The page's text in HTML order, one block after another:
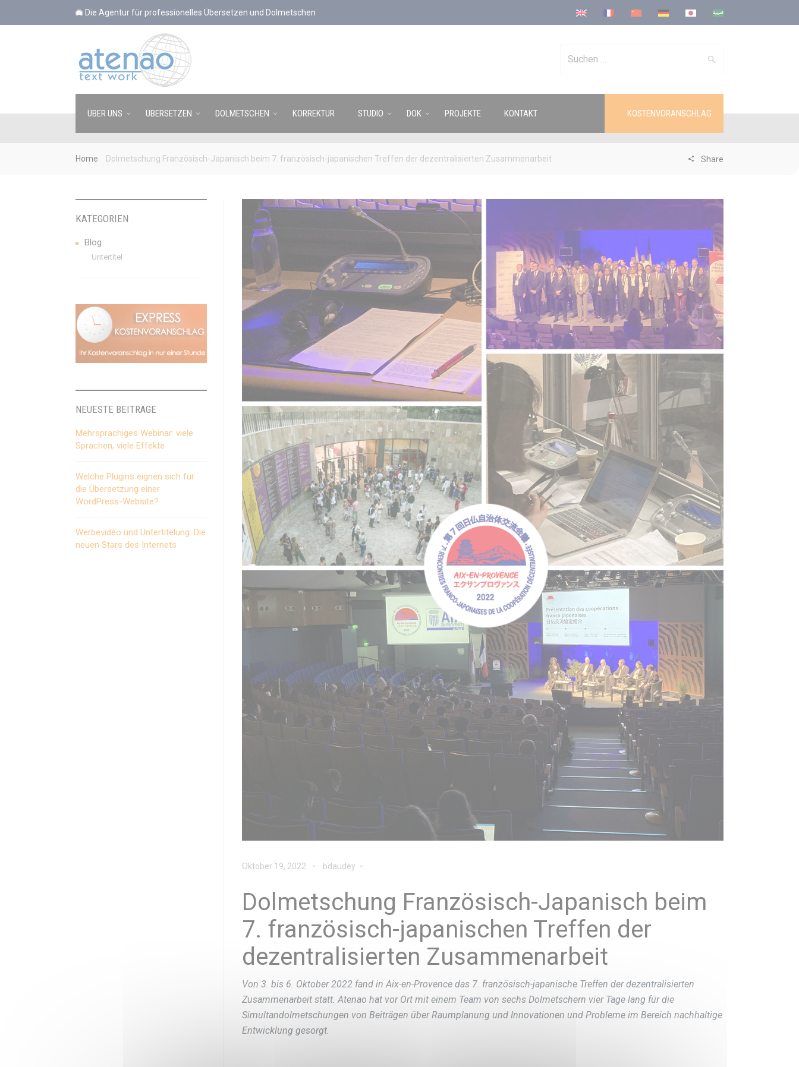
Die Agentur für professionelles Übersetzen und Dolmetschen
Search
ÜBER UNS ÜBERSETZEN DOLMETSCHEN KORREKTUR STUDIO DOK PROJEKTE KONTAKT KOSTENVORANSCHLAG
Home Dolmetschung Französisch-Japanisch beim 7. französisch-japanischen Treffen der dezentralisierten Zusammenarbeit Share
Oktober 19, 2022 bdaudey
Dolmetschung Französisch-Japanisch beim
7. französisch-japanischen Treffen der
dezentralisierten Zusammenarbeit
Von 3. bis 6. Oktober 2022 fand in Aix-en-Provence das 7. französisch-japanische Treffen der dezentralisierten
Zusammenarbeit statt. Atenao hat vor Ort mit einem Team von sechs Dolmetschern vier Tage lang für die
Simultandolmetschungen von Beiträgen über Raumplanung und Innovationen und Probleme im Bereich nachhaltige
Entwicklung gesorgt.
KATEGORIEN
Blog
Untertitel
NEUESTE BEITRÄGE
Mehrsprachiges Webinar: viele
Sprachen, viele Effekte
Welche Plugins eignen sich für
die Übersetzung einer
WordPress-Website?
Werbevideo und Untertitelung: Die
neuen Stars des Internets
Cookie-Einstellungen